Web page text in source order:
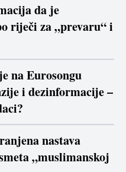
da je
riječi za „prevaru“ i
na Eurosongu
i dezinformacije –
nastava
„muslimanskoj